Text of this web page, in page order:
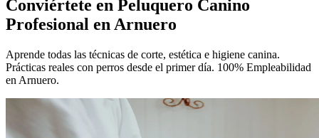
Conviértete en Peluquero Canino
Profesional en Arnuero
Aprende todas las técnicas de corte, estética e higiene canina.
Prácticas reales con perros desde el primer día. 100% Empleabilidad
en Arnuero.